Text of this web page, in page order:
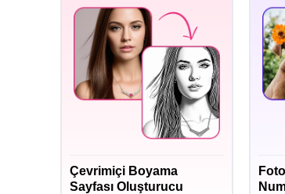
Çevrimiçi Boyama
Sayfası Oluşturucu